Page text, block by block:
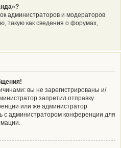
администраторов и модераторов
такую как сведения о форумах,
вы не зарегистрированы и/
запретил отправку
или же администратор
с администратором конференции для